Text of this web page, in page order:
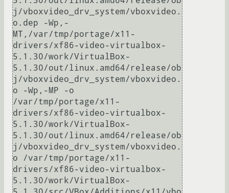
j/vboxvideo_drv_system/vboxvideo.
o.dep -Wp,-
MT,/var/tmp/portage/x11-
drivers/xf86-video-virtualbox-
5.1.30/work/VirtualBox-
5.1.30/out/linux.amd64/release/ob
j/vboxvideo_drv_system/vboxvideo.
o -Wp,-MP -o
/var/tmp/portage/x11-
drivers/xf86-video-virtualbox-
5.1.30/work/VirtualBox-
5.1.30/out/linux.amd64/release/ob
j/vboxvideo_drv_system/vboxvideo.
o /var/tmp/portage/x11-
drivers/xf86-video-virtualbox-
5.1.30/work/VirtualBox-